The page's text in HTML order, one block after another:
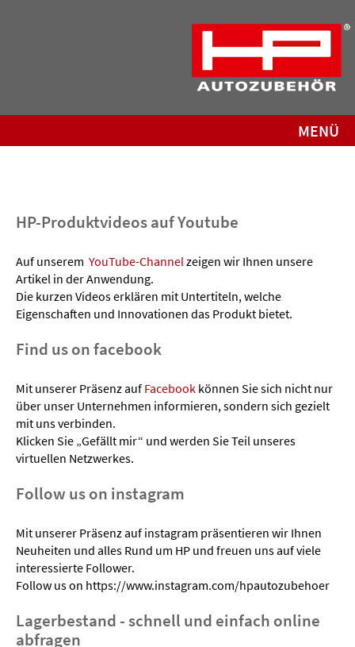
MENÜ
HP-Produktvideos auf Youtube
Auf unserem YouTube-Channelzeigen wir Ihnen unsere
Artikel in der Anwendung.
Die kurzen Videos erklären mit Untertiteln, welche
Eigenschaften und Innovationen das Produkt bietet.
Find us on facebook
Mit unserer Präsenz auf Facebook können Sie sich nicht nur
über unser Unternehmen informieren, sondern sich gezielt
mit uns verbinden.
Klicken Sie „Gefällt mir“ und werden Sie Teil unseres
virtuellen Netzwerkes.
Follow us on instagram
Mit unserer Präsenz auf instagram präsentieren wir Ihnen
Neuheiten und alles Rund um HP und freuen uns auf viele
interessierte Follower.
Follow us on https://www.instagram.com/hpautozubehoer
Lagerbestand - schnell und einfach online
abfragen